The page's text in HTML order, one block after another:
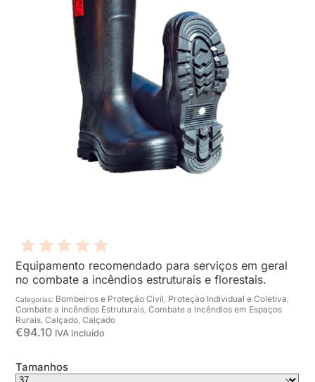
Equipamento recomendado para serviços em geral
no combate a incêndios estruturais e florestais.
Categorias: Bombeiros e Proteção Civil, Proteção Individual e Coletiva,
Combate a Incêndios Estruturais,Combate a Incêndios em Espaços
Rurais,Calçado,Calçado
€94.10 IVA incluído
Tamanhos